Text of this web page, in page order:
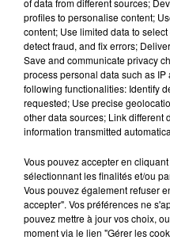
d'être ici et de faire des
meilleur, exceptionnel.
de le faire. Non pas pour
épargnée, mais pour
mes amis et à vous tous
d'endurer".
Musique
of data from different sources;
profiles to personalise content;
content; Use limited data to
detect fraud, and fix errors;
Save and communicate privacy
process personal data such as
following functionalities: Identify
requested; Use precise
other data sources; Link different
information transmitted
Vous pouvez accepter en
sélectionnant les finalités et/ou
Vous pouvez également refuser
accepter". Vos préférences ne
pouvez mettre à jour vos choix,
moment via le lien "Gérer les